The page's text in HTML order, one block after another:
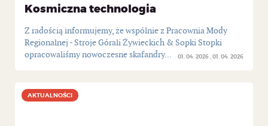
Kosmiczna technologia
01. 04. 2026 01. 04. 2026
Z radością informujemy, że wspólnie z Pracownia Mody
Regionalnej - Stroje Górali Żywieckich & Sopki Stopki
opracowaliśmy nowoczesne skafandry...
AKTUALNOŚCI
AKTUALNOŚCI